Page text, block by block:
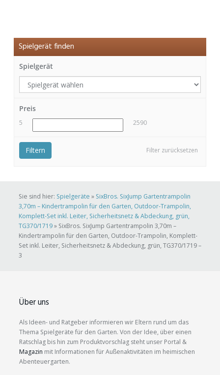
Spielgerät finden
Spielgerät
Preis
5 2590
Filter zurücksetzen
Filtern
Sie sind hier: Spielgeräte » SixBros. SixJump Gartentrampolin
3,70m – Kindertrampolin für den Garten, Outdoor-Trampolin,
Komplett-Set inkl. Leiter, Sicherheitsnetz & Abdeckung, grün,
TG370/1719» SixBros. SixJump Gartentrampolin 3,70m –
Kindertrampolin für den Garten, Outdoor-Trampolin, Komplett-
Set inkl. Leiter, Sicherheitsnetz & Abdeckung, grün, TG370/1719 –
3
Über uns
Als Ideen- und Ratgeber informieren wir Eltern rund um das
Thema Spielgeräte für den Garten. Von der Idee, über einen
Ratschlag bis hin zum Produktvorschlag steht unser Portal &
Magazin mit Informationen für Außenaktivitäten im heimischen
Abenteuergarten.